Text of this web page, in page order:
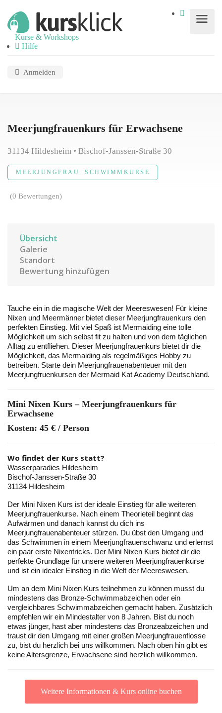
Kurse & Workshops
Hilfe
Anmelden
Meerjungfrauenkurs für Erwachsene
31134 Hildesheim • Bischof-Janssen-Straße 30
MEERJUNGFRAU, SCHWIMMKURSE
(0 Bewertungen)
Übersicht
Galerie
Standort
Bewertung hinzufügen
Tauche ein in die magische Welt der Meereswesen! Für kleine
Nixen und Meermänner bietet dieser Meerjungfrauenkurs den
perfekten Einstieg. Mit viel Spaß ist Mermaiding eine tolle
Möglichkeit um sich selbst fit zu halten und von dem täglichen
Alltag zu entfliehen. Dieser Meerjungfrauenkurs bietet dir die
Möglichkeit, das Mermaiding als regelmäßiges Hobby zu
betreiben. Starte dein Meerjungfrauenabenteuer mit den
Meerjungfruenkursen der Mermaid Kat Academy Deutschland.
Mini Nixen Kurs – Meerjungfrauenkurs für
Erwachsene
Kosten: 45 € / Person
Wo findet der Kurs statt?
Wasserparadies Hildesheim
Bischof-Janssen-Straße 30
31134 Hildesheim
Der Mini Nixen Kurs ist der ideale Einstieg für alle weiteren
Meerjungfrauenkurse. Nach einem Theorieteil beginnt das
Aufwärmen und danach kannst du dich ins
Meerjungfrauenabenteuer stürzen. Du übst den Umgang und
das Schwimmen in einem Meerjungfrauenschwanz und erlernst
ein paar erste Nixentricks. Der Mini Nixen Kurs bietet dir die
perfekte Grundlage für unsere weiteren Meerjungfrauenkurse
und ist ein idealer Einstieg in die Welt der Meereswesen.
Um an dem Mini Nixen Kurs teilnehmen zu können musst du
mindestens das Bronze-Schwimmabzeichen oder ein
vergleichbares Schwimmabzeichen gemacht haben. Zusätzlich
empfehlen wir ein Mindestalter von 8 Jahren. Bist du noch
etwas jünger, hast aber mindestens das Bronzeabzeichen und
traust dir den Umgang mit einer großen Meerjungfrauenflosse
zu, bist du herzlich bei uns willkommen. Nach oben hin gibt es
keine Altersgrenze, Erwachsene sind herzlich willkommen.
Weitere Informationen & Kurs online buchen